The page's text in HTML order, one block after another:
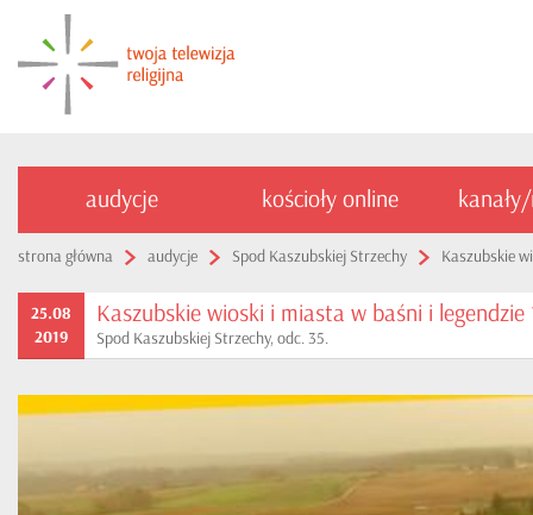
audycje kościoły online
strona główna audycje Spod Kaszubskiej Strzechy Kaszubskie
25.08
2019
Kaszubskie wioski i miasta w baśni i legendzie
Spod Kaszubskiej Strzechy, odc. 35.